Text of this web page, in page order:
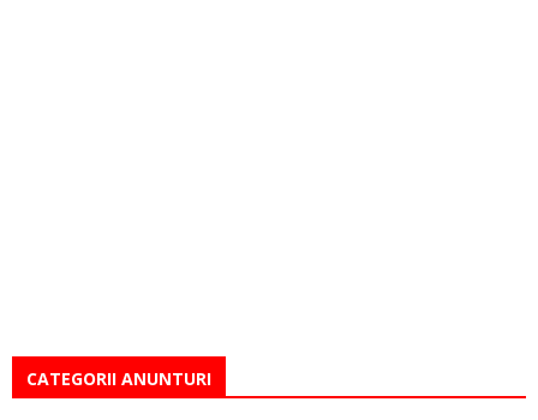
CATEGORII ANUNTURI